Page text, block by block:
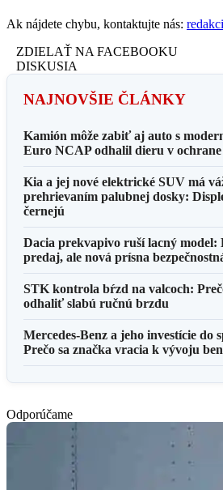
Ak nájdete chybu, kontaktujte nás:
ZDIELAŤ NA FACEBOOKU
DISKUSIA
NAJNOVŠIE ČLÁNKY
Kamión môže zabiť aj auto s
Euro NCAP odhalil dieru v
Kia a jej nové elektrické SUV má
prehrievaním palubnej dosky:
černejú
Dacia prekvapivo ruší lacný model:
predaj, ale nová prísna
STK kontrola bŕzd na valcoch:
odhaliť slabú ručnú brzdu
Mercedes-Benz a jeho investície do
Prečo sa značka vracia k vývoju
Odporúčame